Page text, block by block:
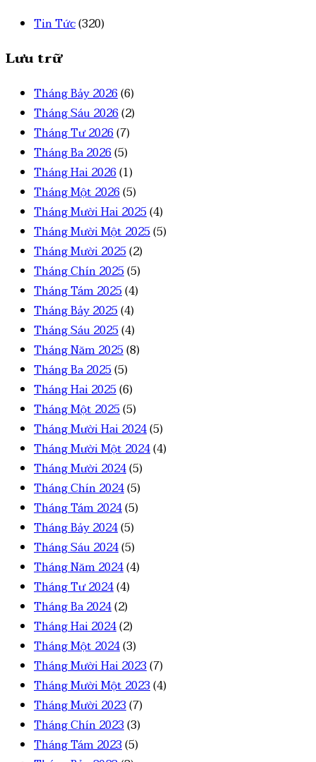
Tin Tức(320)
Lưu trữ
Tháng Bảy 2026(6)
Tháng Sáu 2026(2)
Tháng Tư 2026(7)
Tháng Ba 2026(5)
Tháng Hai 2026(1)
Tháng Một 2026(5)
Tháng Mười Hai 2025(4)
Tháng Mười Một 2025(5)
Tháng Mười 2025(2)
Tháng Chín 2025(5)
Tháng Tám 2025(4)
Tháng Bảy 2025(4)
Tháng Sáu 2025(4)
Tháng Năm 2025(8)
Tháng Ba 2025(5)
Tháng Hai 2025(6)
Tháng Một 2025(5)
Tháng Mười Hai 2024(5)
Tháng Mười Một 2024(4)
Tháng Mười 2024(5)
Tháng Chín 2024(5)
Tháng Tám 2024(5)
Tháng Bảy 2024(5)
Tháng Sáu 2024(5)
Tháng Năm 2024(4)
Tháng Tư 2024(4)
Tháng Ba 2024(2)
Tháng Hai 2024(2)
Tháng Một 2024(3)
Tháng Mười Hai 2023(7)
Tháng Mười Một 2023(4)
Tháng Mười 2023(7)
Tháng Chín 2023(3)
Tháng Tám 2023(5)